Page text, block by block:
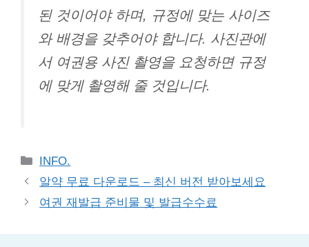
된 것이어야 하며, 규정에 맞는 사이즈
와 배경을 갖추어야 합니다. 사진관에
서 여권용 사진 촬영을 요청하면 규정
에 맞게 촬영해 줄 것입니다.
Categories
INFO.
알약 무료 다운로드 – 최신 버전 받아보세요
여권 재발급 준비물 및 발급수수료